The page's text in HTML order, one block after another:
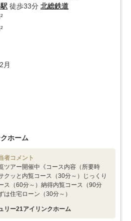
徒歩33分 北総鉄道
月
ホーム
者コメント
ツアー開催中《コース内容（所要時
クッと内覧コース（30分～）じっくり
ス（60分～）納得内覧コース（90分
は住宅ローン（30分～）
リー21アイリンクホーム